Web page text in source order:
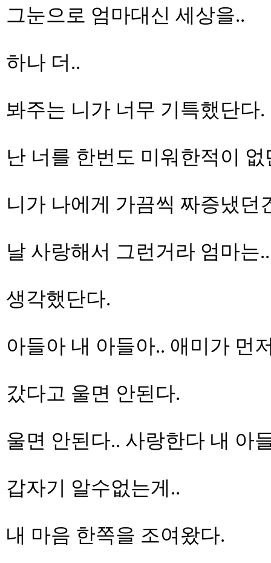
그눈으로 엄마대신 세상을..
하나 더..
봐주는 니가 너무 기특했단다.
난 너를 한번도 미워한적이 없
니가 나에게 가끔씩 짜증냈던
날 사랑해서 그런거라 엄마는..
생각했단다.
아들아 내 아들아.. 애미가 먼
갔다고 울면 안된다.
울면 안된다.. 사랑한다 내 아
갑자기 알수없는게..
내 마음 한쪽을 조여왔다.